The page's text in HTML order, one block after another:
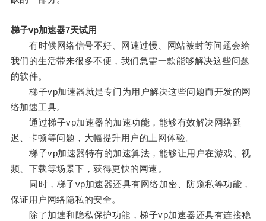
梯子vp加速器7天试用
有时候网络信号不好、网速过慢、网站被封等问题会给
我们的生活带来很多不便，我们急需一款能够解决这些问题
的软件。
梯子vp加速器就是专门为用户解决这些问题而开发的网
络加速工具。
通过梯子vp加速器的加速功能，能够有效解决网络延
迟、卡顿等问题，大幅提升用户的上网体验。
梯子vp加速器特有的加速算法，能够让用户在游戏、视
频、下载等场景下，获得更快的网速。
同时，梯子vp加速器还具有网络加密、防窥私等功能，
保证用户网络隐私的安全。
除了加速和隐私保护功能，梯子vp加速器还具有连接稳